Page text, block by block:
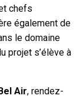
chefs
également de
le domaine
projet s’élève à
Air, rendez-